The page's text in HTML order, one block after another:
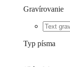
Gravírovanie
Typ písma